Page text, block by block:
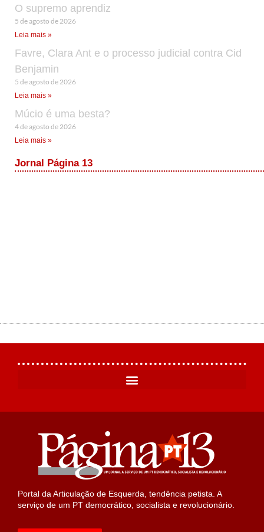
O supremo aprendiz
5 de agosto de 2026
Leia mais »
Favre, Clara Ant e o processo judicial contra Cid
Benjamin
5 de agosto de 2026
Leia mais »
Múcio é uma besta?
4 de agosto de 2026
Leia mais »
Jornal Página 13
Portal da Articulação de Esquerda, tendência petista. A
serviço de um PT democrático, socialista e revolucionário.